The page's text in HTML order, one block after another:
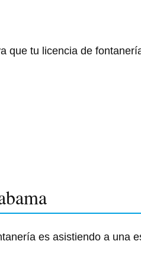
que tu licencia de
es asistiendo a una